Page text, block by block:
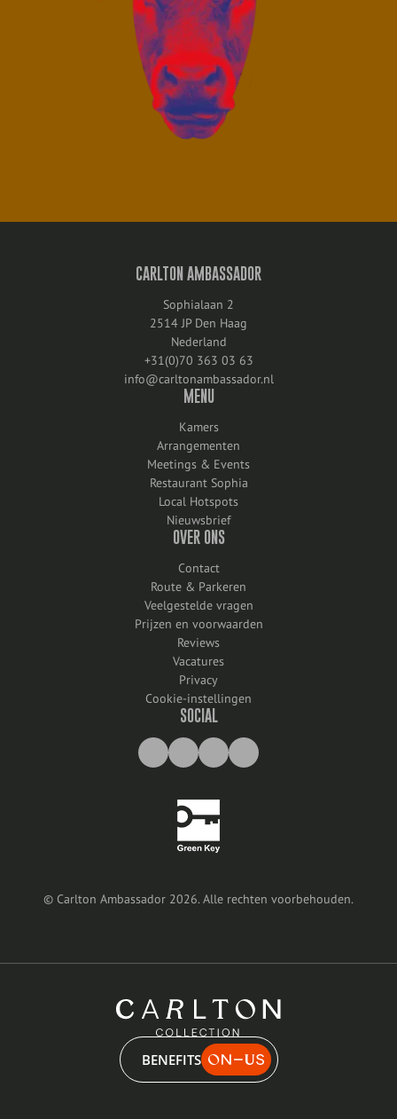
CARLTON AMBASSADOR
Sophialaan 2
2514 JP Den Haag
Nederland
+31(0)70 363 03 63
info@carltonambassador.nl
MENU
Kamers
Arrangementen
Meetings & Events
Restaurant Sophia
Local Hotspots
Nieuwsbrief
OVER ONS
Contact
Route & Parkeren
Veelgestelde vragen
Prijzen en voorwaarden
Reviews
Vacatures
Privacy
Cookie-instellingen
SOCIAL
© Carlton Ambassador 2026.Alle rechten voorbehouden.
BENEFITS